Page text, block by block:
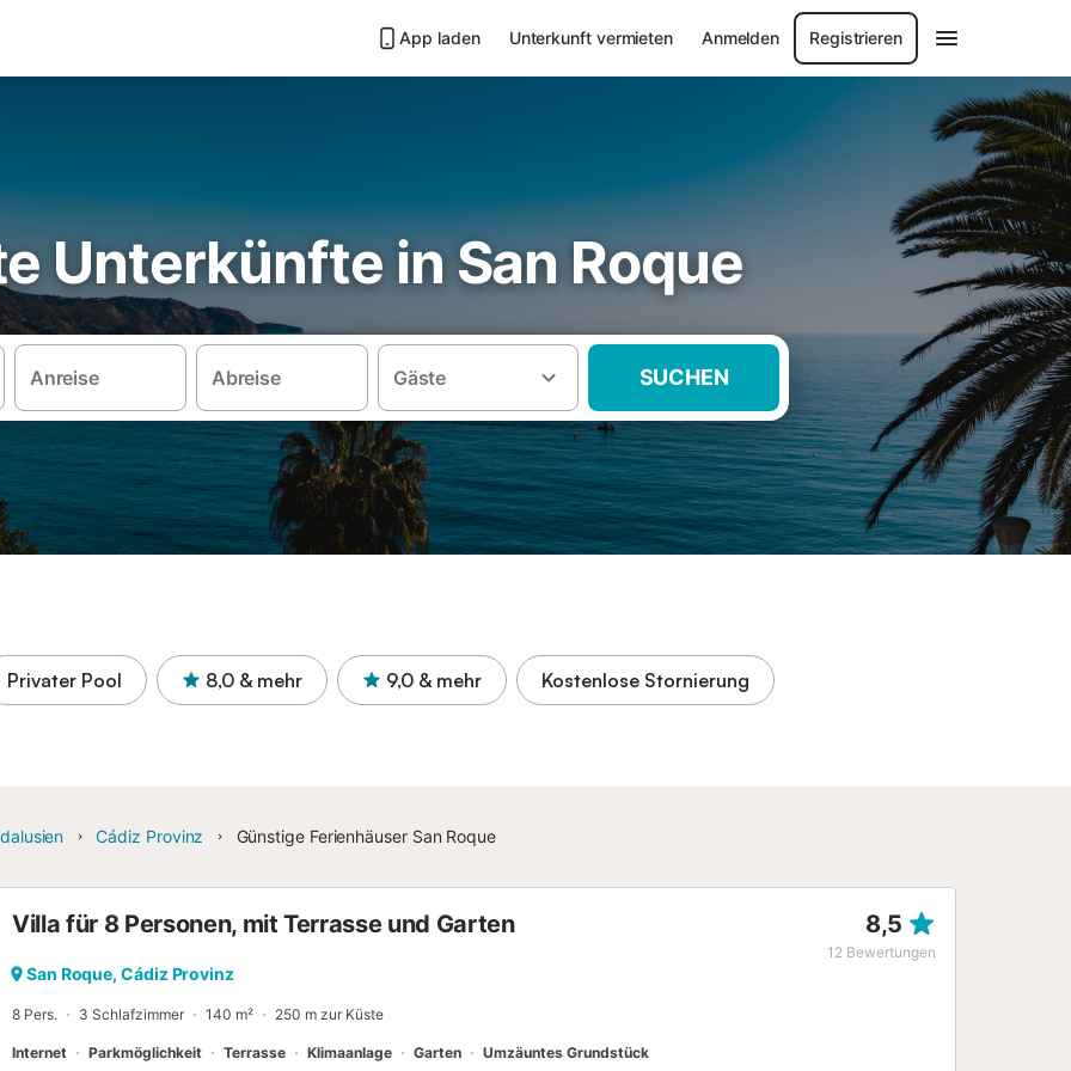
App laden Unterkunft vermieten Anmelden Registrieren
Unterkünfte in San Roque
Anreise Abreise Gäste SUCHEN
Privater Pool 8,0 & mehr 9,0 & mehr Kostenlose Stornierung
Cádiz Provinz Günstige Ferienhäuser San Roque
Villa für 8 Personen, mit Terrasse und Garten 8,5
12 Bewertungen
San Roque, Cádiz Provinz
8 Pers. 3 Schlafzimmer 140 m² 250 m zur Küste
Internet Parkmöglichkeit Terrasse Klimaanlage Garten Umzäuntes Grundstück